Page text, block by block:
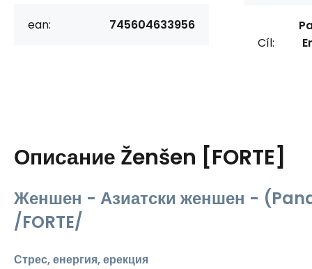
ean: 745604633956
Cíl:
Описание Ženšen [FORTE]
Женшен - Азиатски женшен -
/FORTE/
Стрес, енергия, ерекция